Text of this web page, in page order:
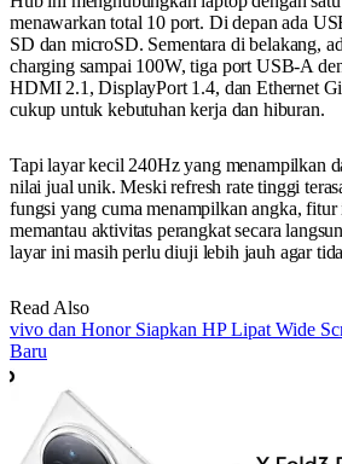
menawarkan total 10 port. Di depan ada
SD dan microSD. Sementara di belakang,
charging sampai 100W, tiga port USB-A
HDMI 2.1, DisplayPort 1.4, dan Ethernet
cukup untuk kebutuhan kerja dan hiburan.
Tapi layar kecil 240Hz yang menampilkan
nilai jual unik. Meski refresh rate tinggi
fungsi yang cuma menampilkan angka, fitur
memantau aktivitas perangkat secara
layar ini masih perlu diuji lebih jauh agar
Read Also
vivo dan Honor Siapkan HP Lipat Wide
Baru